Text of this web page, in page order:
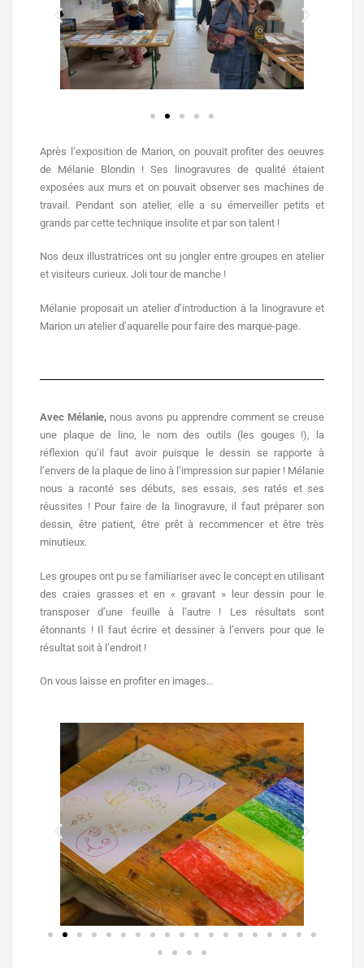
Après l’exposition de Marion, on pouvait profiter des oeuvres
de Mélanie Blondin ! Ses linogravures de qualité étaient
exposées aux murs et on pouvait observer ses machines de
travail. Pendant son atelier, elle a su émerveiller petits et
grands par cette technique insolite et par son talent !
Nos deux illustratrices ont su jongler entre groupes en atelier
et visiteurs curieux. Joli tour de manche !
Mélanie proposait un atelier d’introduction à la linogravure et
Marion un atelier d’aquarelle pour faire des marque-page.
Avec Mélanie, nous avons pu apprendre comment se creuse
une plaque de lino, le nom des outils (les gouges !), la
réflexion qu’il faut avoir puisque le dessin se rapporte à
l’envers de la plaque de lino à l’impression sur papier ! Mélanie
nous a raconté ses débuts, ses essais, ses ratés et ses
réussites ! Pour faire de la linogravure, il faut préparer son
dessin, être patient, être prêt à recommencer et être très
minutieux.
Les groupes ont pu se familiariser avec le concept en utilisant
des craies grasses et en « gravant » leur dessin pour le
transposer d’une feuille à l’autre ! Les résultats sont
étonnants ! Il faut écrire et dessiner à l’envers pour que le
résultat soit à l’endroit !
On vous laisse en profiter en images…